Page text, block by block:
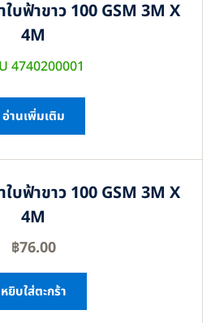
บฟ้าขาว 100 GSM 3M X
4M
4740200001
อ่านเพิ่มเติม
บฟ้าขาว 100 GSM 3M X
4M
฿76.00
หยิบใส่ตะกร้า